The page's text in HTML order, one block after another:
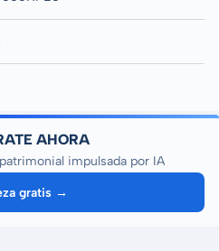
AHORA
impulsada por IA
gratis →